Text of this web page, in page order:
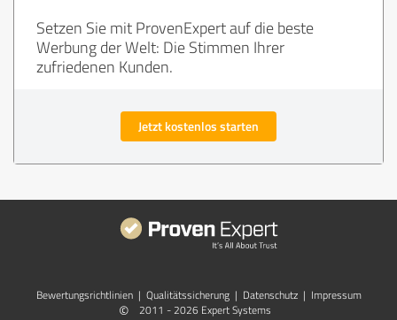
Setzen Sie mit ProvenExpert auf die beste
Werbung der Welt: Die Stimmen Ihrer
zufriedenen Kunden.
Jetzt kostenlos starten
Bewertungs­richtlinien | Qualitätssicherung | Datenschutz | Impressum
©
2011 - 2026 Expert Systems